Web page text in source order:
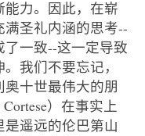
力。因此，在崭
圣礼内涵的思考--
一致--这一定导致
我们不要忘记，
十世最伟大的朋
）在事实上
遥远的伦巴第山